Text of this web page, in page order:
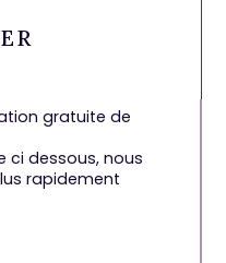
gratuite de
ci dessous, nous
rapidement